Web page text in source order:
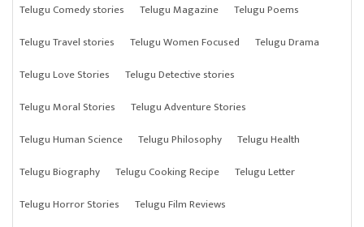
Telugu Comedy stories
Telugu Magazine
Telugu Poems
Telugu Travel stories
Telugu Women Focused
Telugu Drama
Telugu Love Stories
Telugu Detective stories
Telugu Moral Stories
Telugu Adventure Stories
Telugu Human Science
Telugu Philosophy
Telugu Health
Telugu Biography
Telugu Cooking Recipe
Telugu Letter
Telugu Horror Stories
Telugu Film Reviews